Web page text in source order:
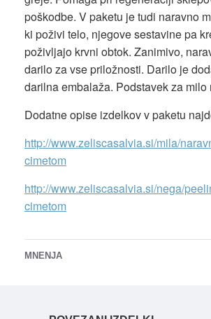
poškodbe. V paketu je tudi naravno
ki poživi telo, njegove sestavine pa
poživljajo krvni obtok. Zanimivo,
darilo za vse priložnosti. Darilo je
darilna embalaža. Podstavek za milo
Dodatne opise izdelkov v paketu
http://www.zeliscasalvia.si/mila/
cimetom
http://www.zeliscasalvia.si/nega/
cimetom
MNENJA